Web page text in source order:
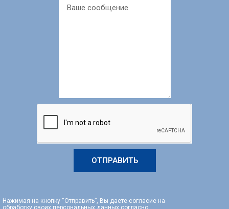
ОТПРАВИТЬ
Нажимая на кнопку “Отправить”, Вы даете согласие на
обработку своих персональных данных согласно